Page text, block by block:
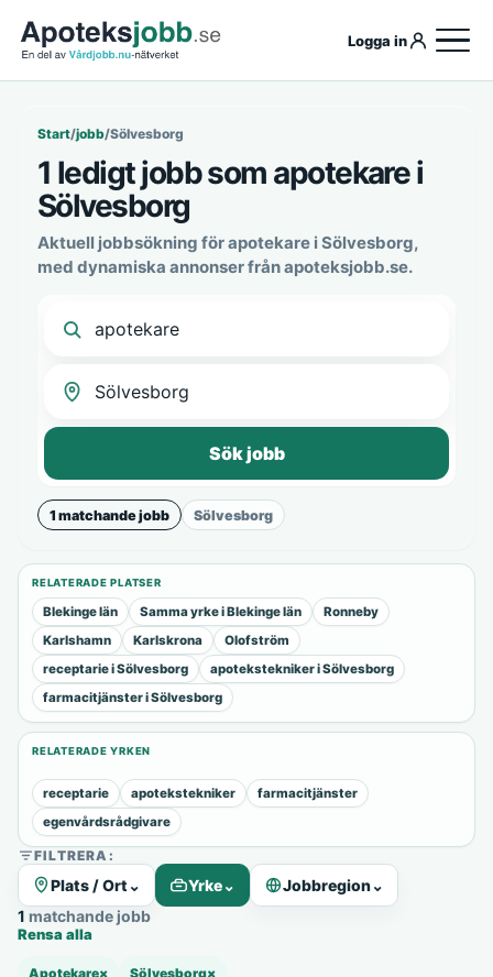
Logga in
Start/jobb/Sölvesborg
1 ledigt jobb som apotekare i
Sölvesborg
Aktuell jobbsökning för apotekare i Sölvesborg,
med dynamiska annonser från apoteksjobb.se.
Sök jobb
1 matchande jobb Sölvesborg
RELATERADE PLATSER
Blekinge län Samma yrke i Blekinge län
Ronneby
Karlshamn
Karlskrona
Olofström
receptarie i Sölvesborg
apotekstekniker i Sölvesborg
farmacitjänster i Sölvesborg
RELATERADE YRKEN
receptarie apotekstekniker
farmacitjänster
egenvårdsrådgivare
FILTRERA:
Plats / Ort ⌄ Yrke⌄ Jobbregion⌄
1 matchande jobb
Rensa alla
Apotekare× Sölvesborg×